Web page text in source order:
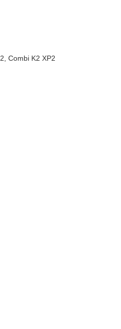
Combi K2 XP2